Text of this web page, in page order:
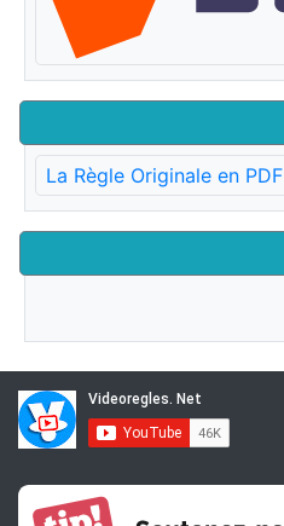
La Règle Originale en PDF